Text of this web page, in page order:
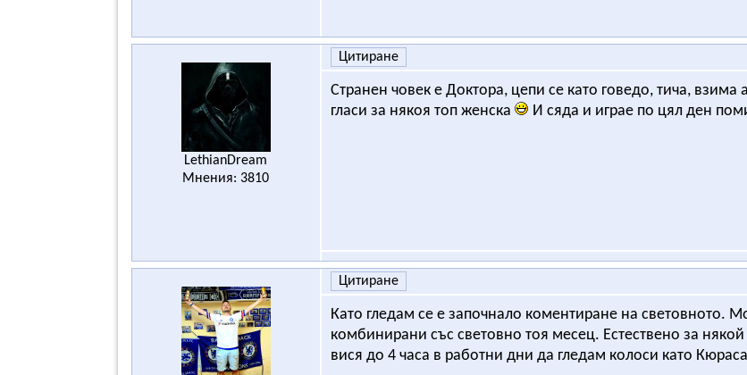
LethianDream
Мнения: 3810
Цитиране
Странен човек е Доктора, цепи се като говедо, тича,
гласи за някоя топ женска
И сяда и играе по цял ден
Цитиране
Като гледам се е започнало коментиране на световното.
комбинирани със световно тоя месец. Естествено за
вися до 4 часа в работни дни да гледам колоси като